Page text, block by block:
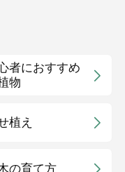
者におすすめ
物
植え
の育て方